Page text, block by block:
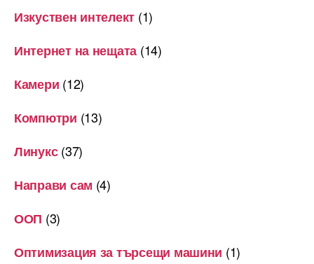
Изкуствен интелект (1)
Интернет на нещата (14)
Камери (12)
Компютри (13)
Линукс(37)
Направи сам (4)
ООП (3)
Оптимизация за търсещи машини (1)